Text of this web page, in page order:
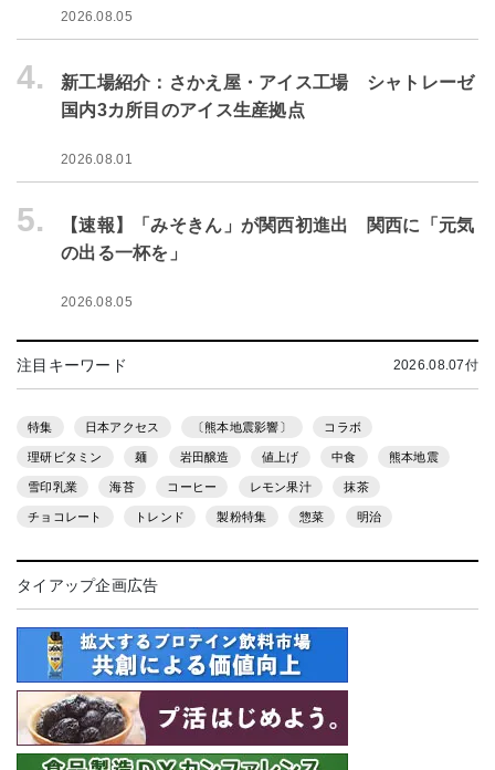
2026.08.05
4.
新工場紹介：さかえ屋・アイス工場 シャトレーゼ
国内3カ所目のアイス生産拠点
2026.08.01
5.
【速報】「みそきん」が関西初進出 関西に「元気
の出る一杯を」
2026.08.05
注目キーワード 2026.08.07付
特集 日本アクセス 〔熊本地震影響〕 コラボ
理研ビタミン 麺 岩田醸造 値上げ 中食 熊本地震
雪印乳業 海苔 コーヒー レモン果汁 抹茶
チョコレート トレンド 製粉特集 惣菜 明治
タイアップ企画広告